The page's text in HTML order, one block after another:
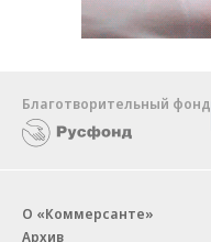
Благотворительный фонд
О «Коммерсанте»
Архив